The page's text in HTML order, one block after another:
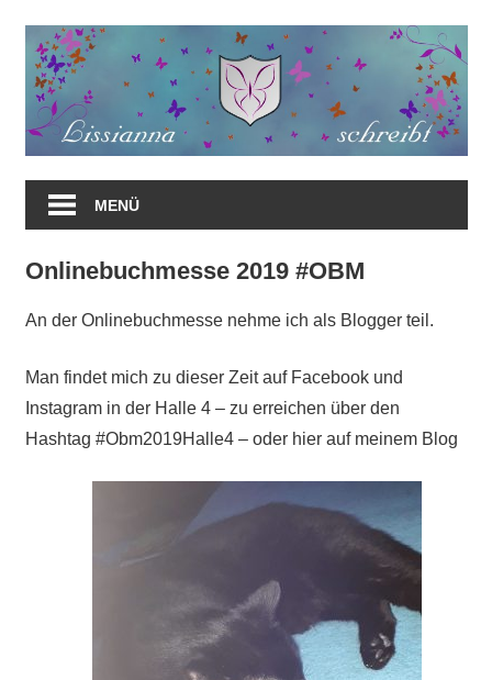
springen
MENÜ
Onlinebuchmesse 2019 #OBM
An der Onlinebuchmesse nehme ich als Blogger teil.
Man findet mich zu dieser Zeit auf Facebook und
Instagram in der Halle 4 – zu erreichen über den
Hashtag #Obm2019Halle4 – oder hier auf meinem Blog